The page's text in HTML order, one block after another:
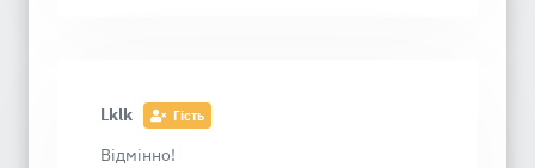
Lklk Гість
Відмінно!